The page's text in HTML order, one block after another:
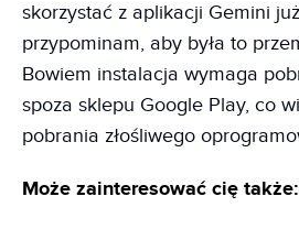
skorzystać z aplikacji Gemini
przypominam, aby była to
Bowiem instalacja wymaga
spoza sklepu Google Play, co
pobrania złośliwego
Może zainteresować cię także: